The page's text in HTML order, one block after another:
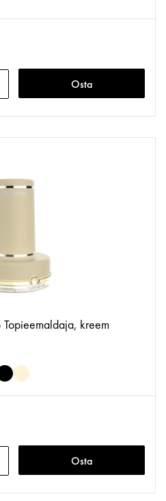
Osta
Topieemaldaja, kreem
Osta